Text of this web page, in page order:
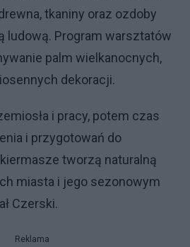
tkaniny oraz ozdoby
ludową. Program warsztatów
palm wielkanocnych,
dekoracji.
i pracy, potem czas
i przygotowań do
tworzą naturalną
miasta i jego sezonowym
Czerski.
Reklama